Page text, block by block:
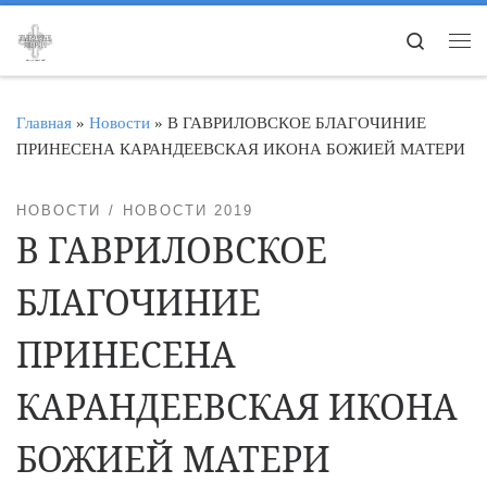
Перейти к содержимому
Search
Главная » Новости » В ГАВРИЛОВСКОЕ БЛАГОЧИНИЕ
ПРИНЕСЕНА КАРАНДЕЕВСКАЯ ИКОНА БОЖИЕЙ МАТЕРИ
НОВОСТИ НОВОСТИ 2019
В ГАВРИЛОВСКОЕ
БЛАГОЧИНИЕ
ПРИНЕСЕНА
КАРАНДЕЕВСКАЯ ИКОНА
БОЖИЕЙ МАТЕРИ